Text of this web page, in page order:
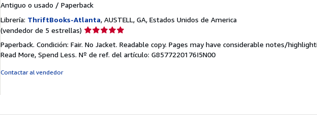
Antiguo o usado / Paperback
Librería: ThriftBooks-Atlanta, AUSTELL, GA, Estados Unidos de America
(vendedor de 5 estrellas) Calificación
vendedor:
Paperback. Condición: Fair. No Jacket. Readable copy. Pages may have considerable notes/
Read More, Spend Less. Nº de ref. del artículo: G8577220176I5N00
Contactar al vendedor